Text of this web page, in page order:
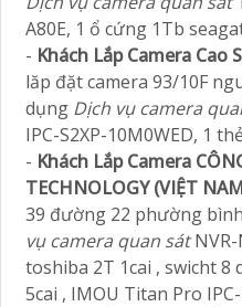
A80E, 1 ổ cứng 1Tb
- Khách Lắp Camera Cao
lăp đặt camera 93/10F
dụng Dịch vụ camera
IPC-S2XP-10M0WED, 1
- Khách Lắp Camera
TECHNOLOGY (VIỆT
39 đường 22 phường
vụ camera quan sát
toshiba 2T 1cai , swicht 8
5cai , IMOU Titan Pro